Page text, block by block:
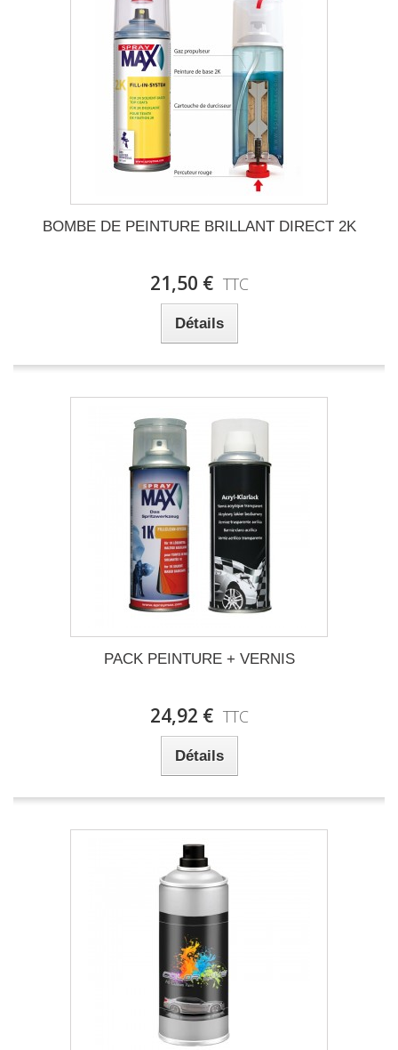
BOMBE DE PEINTURE BRILLANT DIRECT 2K
21,50 € TTC
Détails
PACK PEINTURE + VERNIS
24,92 € TTC
Détails